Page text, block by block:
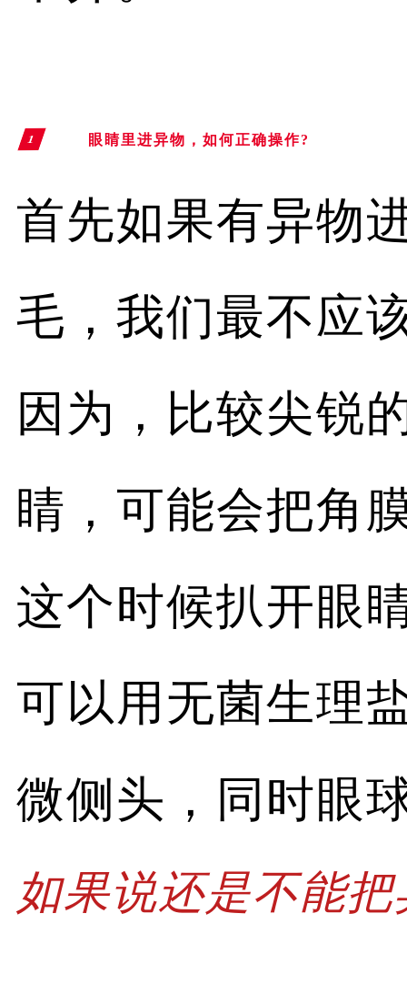
1 眼睛里进异物， 如何正确操作?
首先如果有异物
毛，我们最不应
因为，比较尖锐
睛，可能会把角
这个时候扒开眼
可以用无菌生理
微侧头，同时眼
如果说还是不能